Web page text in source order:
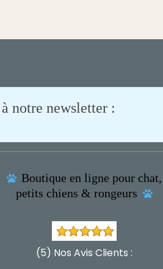
notre newsletter :
 Boutique en ligne pour chat,
petits chiens & rongeurs

(5) Nos Avis Clients :